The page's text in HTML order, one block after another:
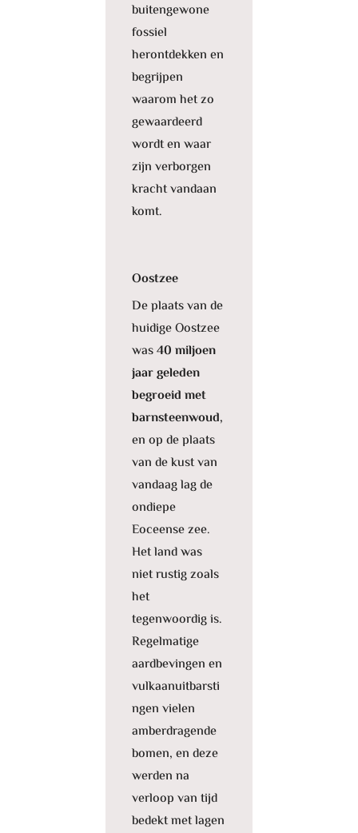
buitengewone
fossiel
herontdekken en
begrijpen
waarom het zo
gewaardeerd
wordt en waar
zijn verborgen
kracht vandaan
komt.
Oostzee
De plaats van de
huidige Oostzee
was40 miljoen
jaar geleden
begroeid met
barnsteenwoud,
en op de plaats
van de kust van
vandaag lag de
ondiepe
Eoceense zee.
Het land was
niet rustig zoals
het
tegenwoordig is.
Regelmatige
aardbevingen en
vulkaanuitbarsti
ngen vielen
amberdragende
bomen, en deze
werden na
verloop van tijd
bedekt met lagen